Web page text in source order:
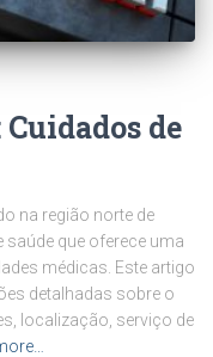
de
na região norte de
que oferece uma
médicas. Este artigo
detalhadas sobre o
localização, serviço de